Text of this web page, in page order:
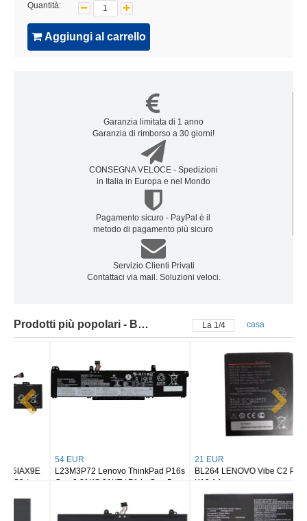
Quantità:
Aggiungi al carrello
Garanzia limitata di 1 anno
Garanzia di rimborso a 30 giorni!
CONSEGNA VELOCE - Spedizioni
in Italia in Europa e nel Mondo
Pagamento sicuro - PayPal è il
metodo di pagamento più sicuro
Servizio Clienti Privati
Contattaci via mail. Soluzioni veloci.
Prodotti più popolari - Batteria lenovo La 2/4 casa
L23M3P72 Lenovo ThinkPad P16s
Gen 3 21KS 21KT / P14s Gen 5
BL264 LENOVO Vibe C2 Power
K10 A4